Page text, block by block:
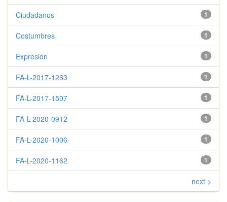
1
Ciudadanos
1
Costumbres
1
Expresión
1
FA-L-2017-1263
1
FA-L-2017-1507
1
FA-L-2020-0912
1
FA-L-2020-1006
1
FA-L-2020-1162
next >